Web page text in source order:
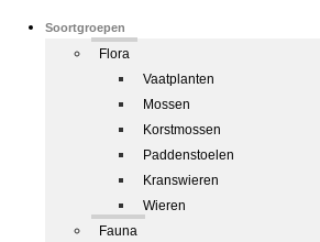
Soortgroepen
Flora
Vaatplanten
Mossen
Korstmossen
Paddenstoelen
Kranswieren
Wieren
Fauna